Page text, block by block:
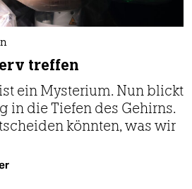
treffen
ein Mysterium. Nun blickt
in die Tiefen des Gehirns.
könnten, was wir